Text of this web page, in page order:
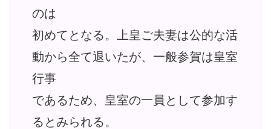
のは
初めてとなる。上皇ご夫妻は公的な活
動から全て退いたが、一般参賀は皇室
行事
であるため、皇室の一員として参加す
るとみられる。